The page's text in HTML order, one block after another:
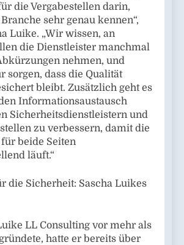
die Vergabestellen darin,
sehr genau kennen“,
Luike. „Wir wissen, an
die Dienstleister manchmal
nehmen, und
sorgen, dass die Qualität
bleibt. Zusätzlich geht es
Informationsaustausch
Sicherheitsdienstleistern und
zu verbessern, damit die
beide Seiten
läuft.“
die Sicherheit: Sascha Luikes
LL Consulting vor mehr als
hatte er bereits über